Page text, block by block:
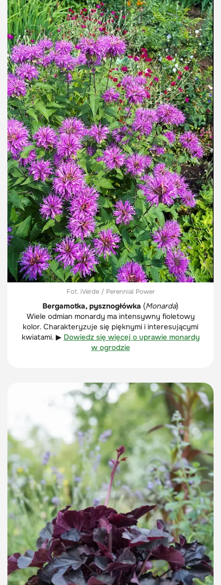
Fot. iVerde / Perennial Power
Bergamotka, pysznogłówka (Monarda)
Wiele odmian monardy ma intensywny fioletowy
kolor. Charakteryzuje się pięknymi i interesującymi
kwiatami. ▶ Dowiedz się więcej o uprawie monardy
w ogrodzie